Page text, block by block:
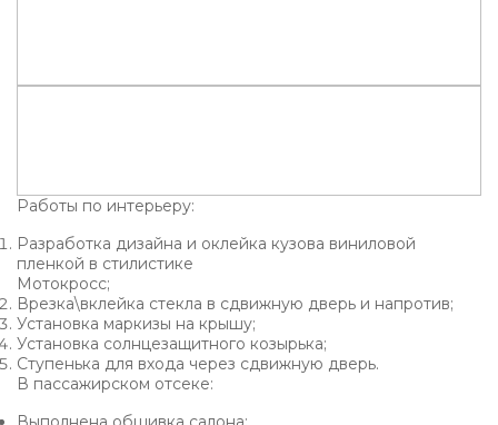
Работы по интерьеру:
Разработка дизайна и оклейка кузова виниловой
пленкой в стилистике
Мотокросс;
Врезка\вклейка стекла в сдвижную дверь и напротив;
Установка маркизы на крышу;
Установка солнцезащитного козырька;
Ступенька для входа через сдвижную дверь.
В пассажирском отсеке: